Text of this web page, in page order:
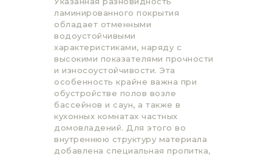
ламинированного покрытия
обладает отменными
водоустойчивыми
характеристиками, наряду с
высокими показателями прочности
и износоустойчивости. Эта
особенность крайне важна при
обустройстве полов возле
бассейнов и саун, а также в
кухонных комнатах частных
домовладений. Для этого во
внутреннюю структуру материала
добавлена специальная пропитка,